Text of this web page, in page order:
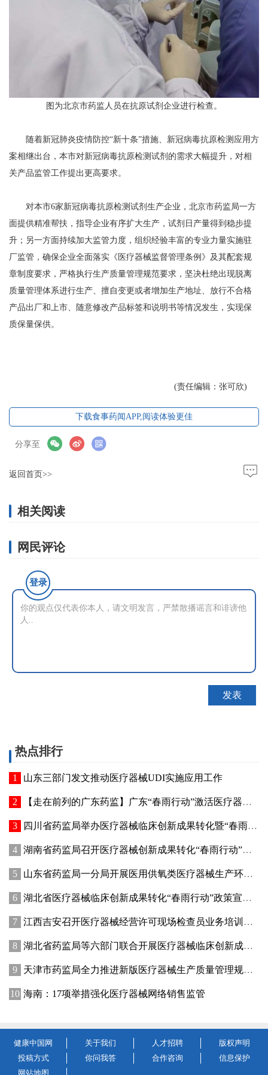
图为北京市药监人员在抗原试剂企业进行检查。
随着新冠肺炎疫情防控“新十条”措施、新冠病毒抗原检测应用方
案相继出台，本市对新冠病毒抗原检测试剂的需求大幅提升，对相
关产品监管工作提出更高要求。
对本市6家新冠病毒抗原检测试剂生产企业，北京市药监局一方
面提供精准帮扶，指导企业有序扩大生产，试剂日产量得到稳步提
升；另一方面持续加大监管力度，组织经验丰富的专业力量实施驻
厂监管，确保企业全面落实《医疗器械监督管理条例》及其配套规
章制度要求，严格执行生产质量管理规范要求，坚决杜绝出现脱离
质量管理体系进行生产、擅自变更或者增加生产地址、放行不合格
产品出厂和上市、随意修改产品标签和说明书等情况发生，实现保
质保量保供。
(责任编辑：张可欣)
下载食事药闻APP,阅读体验更佳
分享至
返回首页>>
相关阅读
网民评论
登录
热点排行
山东三部门发文推动医疗器械UDI实施应用工作
【走在前列的广东药监】广东“春雨行动”激活医疗器械创新动能
四川省药监局举办医疗器械临床创新成果转化暨“春雨行动”宣贯培训会
湖南省药监局召开医疗器械创新成果转化“春雨行动”推进会
山东省药监局一分局开展医用供氧类医疗器械生产环节专项检查
湖北省医疗器械临床创新成果转化“春雨行动”政策宣讲暨首批临床创新成果供需对接会在武汉举办
江西吉安召开医疗器械经营许可现场检查员业务培训暨廉政纪律教育会议
湖北省药监局等六部门联合开展医疗器械临床创新成果转化“春雨行动”
天津市药监局全力推进新版医疗器械生产质量管理规范落地实施
海南：17项举措强化医疗器械网络销售监管
健康中国网 关于我们 人才招聘
版权声明
投稿方式
你问我答 合作咨询
信息保护
网站地图